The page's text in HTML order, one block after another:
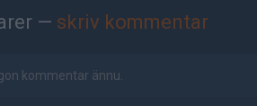
— skriv kommentar
kommentar ännu.